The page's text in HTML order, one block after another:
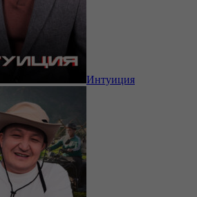
Интуиция